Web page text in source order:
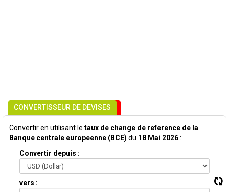
CONVERTISSEUR DE DEVISES
Convertir en utilisant le taux de change de reference de la
Banque centrale europeenne (BCE) du 18 Mai 2026:
Convertir depuis :
vers :